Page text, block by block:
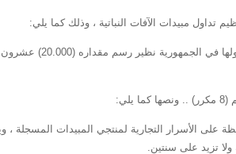
مادة (15) ب – تصدر الجهة المختصة تصاريح الإستيراد والتصدير للمبيدات المسموح بتداولها
على الأسرار التجارية لمنتجي المبيدات المسجلة ،
تزيد على سنتين.